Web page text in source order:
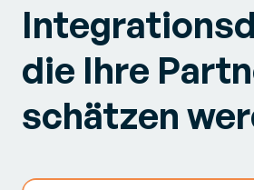
die Ihre
schätzen